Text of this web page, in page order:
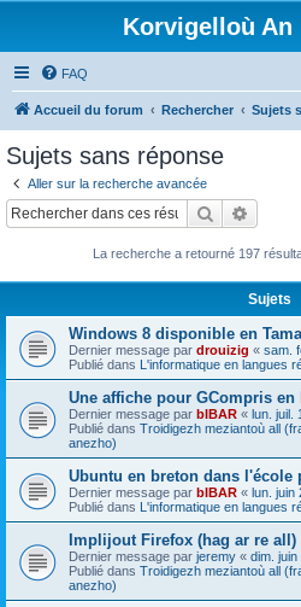
Korvigelloù An
FAQ
Accueil du forum Rechercher Sujets
Sujets sans réponse
Aller sur la recherche avancée
Rechercher
La recherche a retourné 197
Sujets
Windows 8 disponible en
Dernier message par drouizig « sam.
Publié dans L'informatique en langues
Une affiche pour GCompris en
Dernier message par bIBAR « lun. juil.
Publié dans Troidigezh meziantoù all
anezho)
Ubuntu en breton dans l'école
Dernier message par bIBAR « lun. juin
Publié dans L'informatique en langues
Implijout Firefox (hag ar re
Dernier message par jeremy « dim.
Publié dans Troidigezh meziantoù all
anezho)